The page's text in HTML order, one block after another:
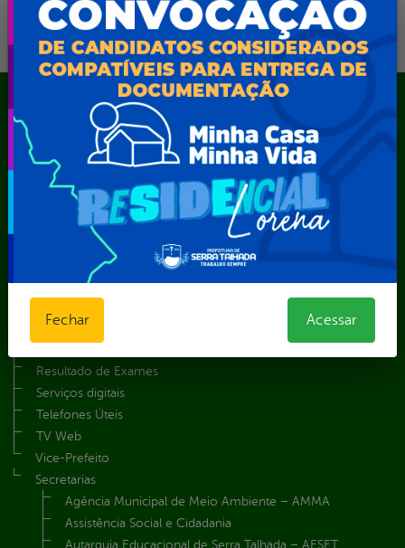
Mapa do Site
A Prefeita
Acesso ao Portal do Contribuinte
Agendamento CastroMóvel
Área do Servidor
Cadastro Cultural
Dados abertos
Glossário
Resultado de Exames
Serviços digitais
Telefones Úteis
TV Web
Vice-Prefeito
Secretarias
Agência Municipal de Meio Ambiente – AMMA
Assistência Social e Cidadania
Autarquia Educacional de Serra Talhada – AESET
Fechar Acessar